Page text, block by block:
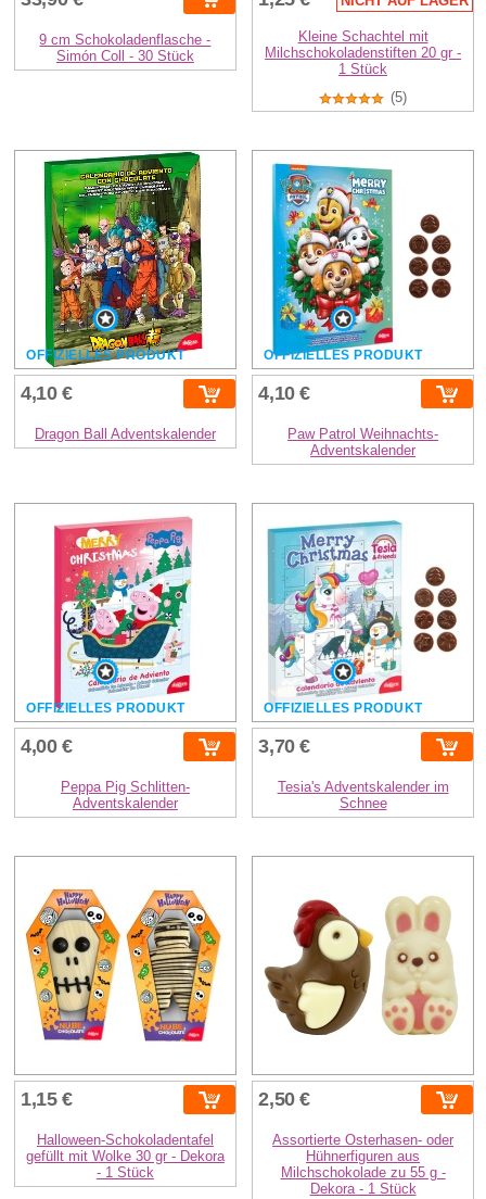
9 cm Schokoladenflasche -
Simón Coll - 30 Stück
Kleine Schachtel mit
Milchschokoladenstiften 20 gr -
1 Stück
(5)
OFFIZIELLES PRODUKT
4,10 €
Dragon Ball Adventskalender
OFFIZIELLES PRODUKT
4,10 €
Paw Patrol Weihnachts-
Adventskalender
OFFIZIELLES PRODUKT
4,00 €
Peppa Pig Schlitten-
Adventskalender
OFFIZIELLES PRODUKT
3,70 €
Tesia's Adventskalender im
Schnee
1,15 €
Halloween-Schokoladentafel
gefüllt mit Wolke 30 gr - Dekora
- 1 Stück
2,50 €
Assortierte Osterhasen- oder
Hühnerfiguren aus
Milchschokolade zu 55 g -
Dekora - 1 Stück